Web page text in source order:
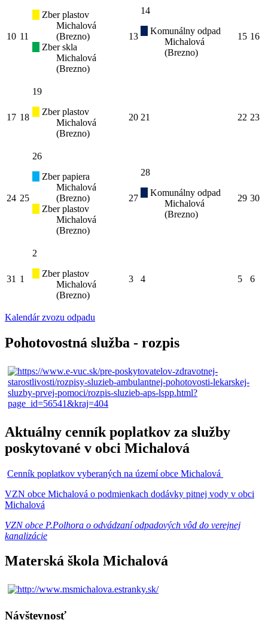
10 11
Zber plastov
Michalová
(Brezno)
Zber skla
Michalová
(Brezno)
13
14
Komunálny odpad
Michalová
(Brezno)
15 16
17 18
19
Zber plastov
Michalová
(Brezno)
20 21 22 23
24 25
26
Zber papiera
Michalová
(Brezno)
Zber plastov
Michalová
(Brezno)
27
28
Komunálny odpad
Michalová
(Brezno)
29 30
31 1
2
Zber plastov
Michalová
(Brezno)
3 4 5 6
Kalendár zvozu odpadu
Pohotovostná služba - rozpis
Aktuálny cenník poplatkov za služby
poskytované v obci Michalová
Cenník poplatkov vyberaných na území obce Michalová
VZN obce Michalová o podmienkach dodávky pitnej vody v obci
Michalová
VZN obce P.Polhora o odvádzaní odpadových vôd do verejnej
kanalizácie
Materská škola Michalová
Návštevnosť